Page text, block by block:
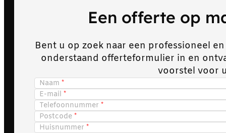
Een offerte op
Bent u op zoek naar een professioneel
onderstaand offerteformulier in en
voorstel voor
Naam
E-mail
Telefoonnummer
Postcode
Huisnummer